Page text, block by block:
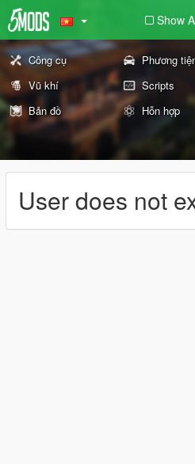
Show
Công cụ Phương
Vũ khí
Scripts
Bản đồ
Hỗn hợp
User does not